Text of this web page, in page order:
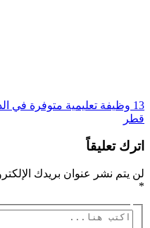
13 وظيفة تعليمية متوفرة في
قطر
اترك تعليقاً
لن يتم نشر عنوان بريدك
*
اكتب